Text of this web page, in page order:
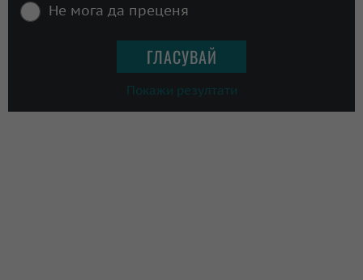
Не мога да преценя
Покажи резултати